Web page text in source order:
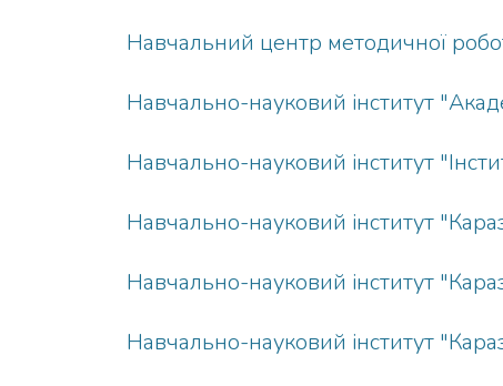
Навчальний центр методичної
Навчально-науковий інститут
Навчально-науковий інститут
Навчально-науковий інститут
Навчально-науковий інститут
Навчально-науковий інститут